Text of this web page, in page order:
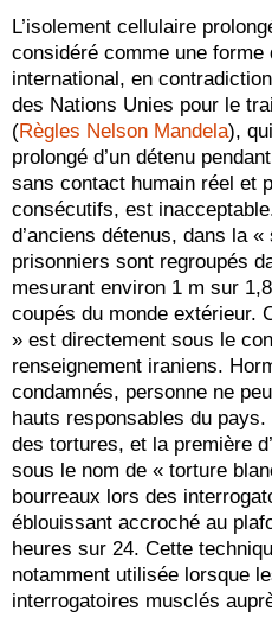
L’isolement cellulaire
considéré comme une
international, en
des Nations Unies pour le
(Règles Nelson Mandela),
prolongé d’un détenu
sans contact humain réel et
consécutifs, est
d’anciens détenus, dans la
prisonniers sont regroupés
mesurant environ 1 m sur
coupés du monde extérieur.
» est directement sous le
renseignement iraniens.
condamnés, personne ne
hauts responsables du
des tortures, et la première
sous le nom de « torture
bourreaux lors des
éblouissant accroché au
heures sur 24. Cette
notamment utilisée lorsque
interrogatoires musclés